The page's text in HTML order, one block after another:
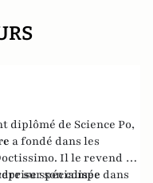
de Science Po,
a fondé dans les
. Il le revend en
spécialisée dans
sur son compe